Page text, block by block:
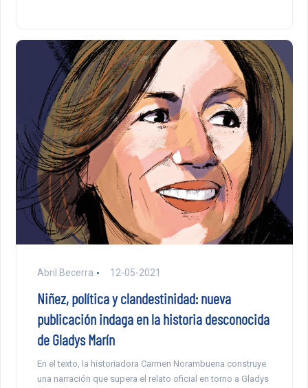
Abril Becerra 12-05-2021
Niñez, política y clandestinidad: nueva
publicación indaga en la historia desconocida
de Gladys Marín
En el texto, la historiadora Carmen Norambuena construye
una narración que supera el relato oficial en torno a Gladys